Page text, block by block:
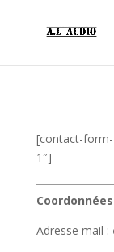
[contact-form-
1″]
Adresse mail :